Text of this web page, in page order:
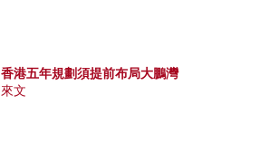
香港五年規劃須提前布局大鵬灣
來文